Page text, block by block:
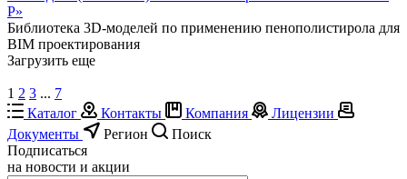
Р»
Библиотека 3D-моделей по применению пенополистирола для
BIM проектирования
Загрузить еще
1 2 3 ... 7
Каталог
Контакты Компания
Лицензии
Документы
Регион
Поиск
Подписаться
на новости и акции